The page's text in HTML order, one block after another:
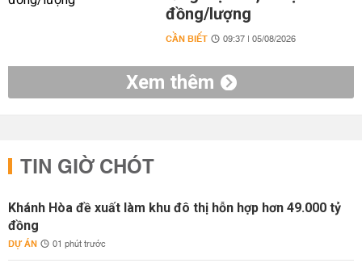
đồng/lượng
CẦN BIẾT 09:37 | 05/08/2026
Xem thêm
TIN GIỜ CHÓT
Khánh Hòa đề xuất làm khu đô thị hỗn hợp hơn 49.000 tỷ
đồng
DỰ ÁN 01 phút trước